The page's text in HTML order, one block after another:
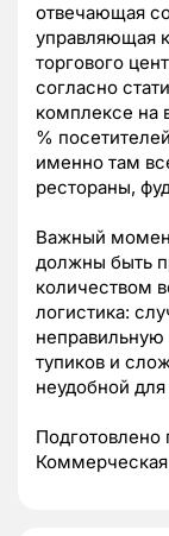
отвечающая
управляющая
торгового
согласно
комплексе на
%
именно там
рестораны,
Важный
должны быть
количеством
логистика:
неправильную
тупиков и
неудобной